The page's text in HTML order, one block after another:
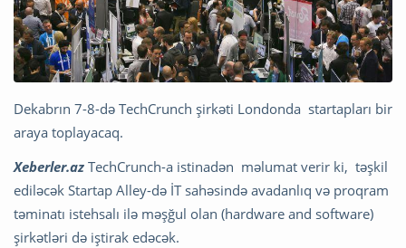
Dekabrın 7-8-də TechCrunch şirkəti Londonda startapları bir
araya toplayacaq.
Xeberler.az TechCrunch-a istinadən məlumat verir ki, təşkil
ediləcək Startap Alley-də İT sahəsində avadanlıq və proqram
təminatı istehsalı ilə məşğul olan (hardware and software)
şirkətləri də iştirak edəcək.